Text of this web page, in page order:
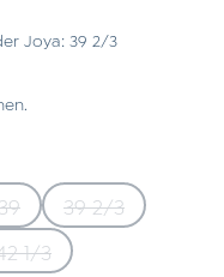
Joya: 39 2/3
nicht verfügbar.)
ist zurzeit nicht
(Diese Option ist zurzeit
39 2/3(Diese Option
nicht verfügbar.)
ist zurzeit nicht
1/3
(Diese Option ist